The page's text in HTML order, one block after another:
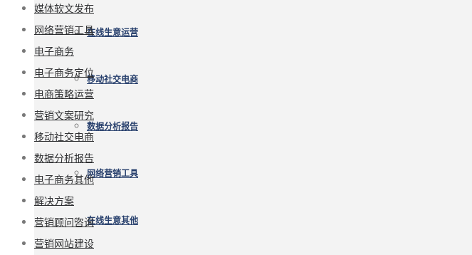
在线生意运营
移动社交电商
数据分析报告
网络营销工具
在线生意其他
媒体软文发布
网络营销工具
电子商务
电子商务定位
电商策略运营
营销文案研究
移动社交电商
数据分析报告
电子商务其他
解决方案
营销顾问咨询
营销网站建设